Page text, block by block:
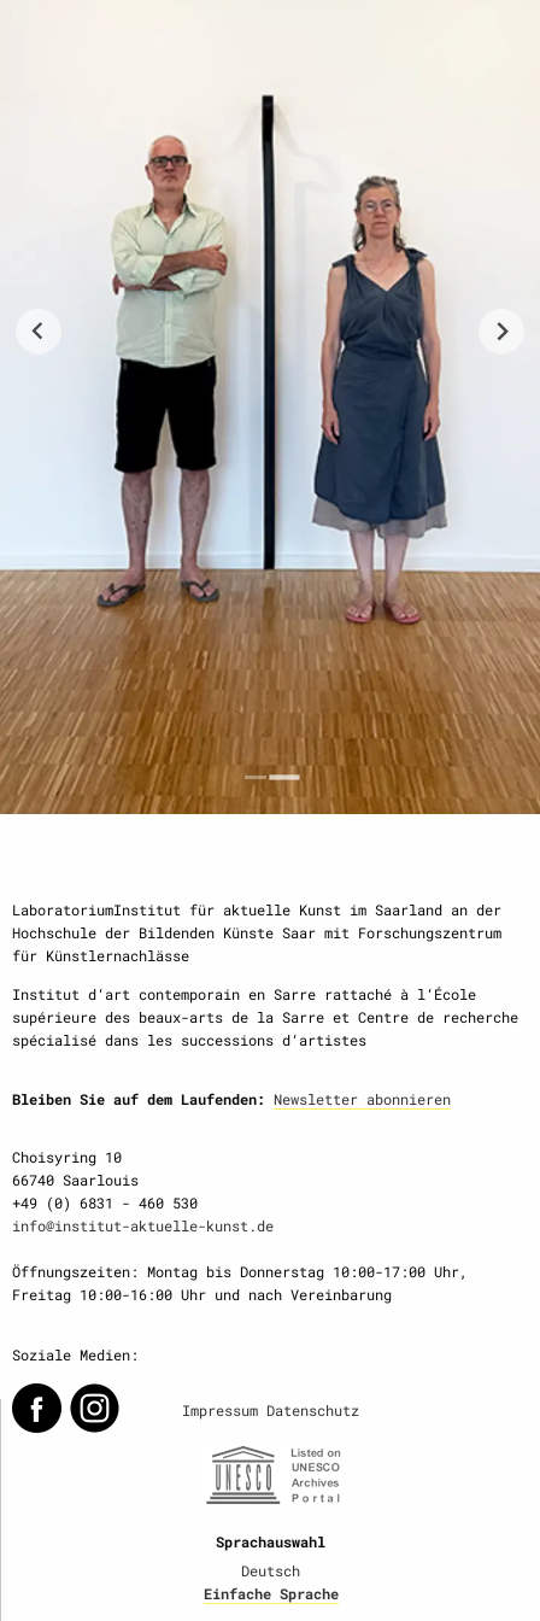
Sonntag, 19. Oktober 2025, 15 Uhr / Dimanche 19 Octobre
Dauer der Ausstellung I Durée de l‘exposition
19. Oktober 2025 bis 25. Januar 2026 I du 19 Octobre 2025
au 25Janvier 2026
Öffnungszeiten / Heures d‘ouverture
Di–Fr, 10–17 Uhr I du Mardi au Vendredi, de 10 h à 17 h
So 14–18 Uhr I le Dimanche de 14 h à 18 h
Mehr erfahren
LaboratoriumInstitut für aktuelle Kunst im Saarland an der
Hochschule der Bildenden Künste Saar mit Forschungszentrum
für Künstlernachlässe
Institut d‘art contemporain en Sarre rattaché à l‘École
supérieure des beaux-arts de la Sarre et Centre de recherche
spécialisé dans les successions d‘artistes
Bleiben Sie auf dem Laufenden: Newsletter abonnieren
Choisyring 10
66740 Saarlouis
+49 (0) 6831 - 460 530
info@institut-aktuelle-kunst.de
Öffnungszeiten: Montag bis Donnerstag 10:00-17:00 Uhr,
Freitag 10:00-16:00 Uhr und nach Vereinbarung
Soziale Medien:
Impressum Datenschutz
Sprachauswahl
Deutsch
Einfache Sprache